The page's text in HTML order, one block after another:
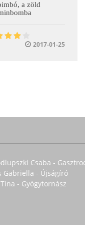
a zöld
2017-01-25
Csaba -
Gabriella - Újságíró
- Gyógytornász